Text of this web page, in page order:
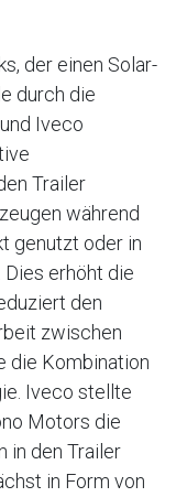
der einen Solar-
durch die
Iveco
Trailer
während
genutzt oder in
erhöht die
den
zwischen
die Kombination
Iveco stellte
Motors die
in den Trailer
in Form von